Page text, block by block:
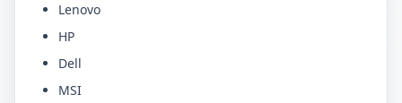
Lenovo
HP
Dell
MSI